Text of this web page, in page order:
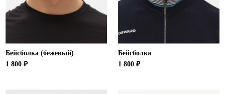
Бейсболка (бежевый)
1 800 ₽
Бейсболка
1 800 ₽